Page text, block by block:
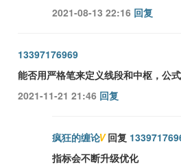
2021-08-13 22:16 回复
13397176969
能否用严格笔来定义线段和中枢，公
2021-11-21 21:46 回复
疯狂的缠论V回复
指标会不断升级优化